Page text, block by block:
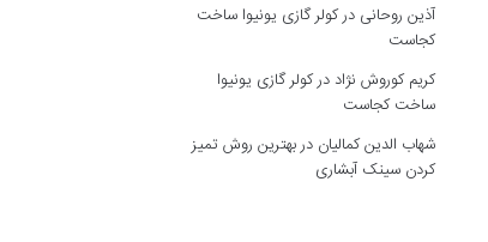
آذین روحانی درکولر گازی یونیوا ساخت
کجاست
کریم کوروش نژاد درکولر گازی یونیوا
ساخت کجاست
شهاب الدین کمالیان دربهترین روش تمیز
کردن سینک آبشاری